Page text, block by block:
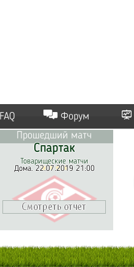
FAQ Форум
Прошедший матч
Спартак
Товарищеские матчи
Дома. 22.07.2019 21:00